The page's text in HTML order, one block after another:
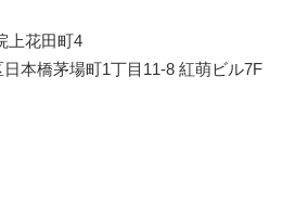
への不正アクセス、個人情報の紛失、
に、十分な安全保護に努め、また、個
上花田町4
本橋茅場町1丁目11-8 紅萌ビル7F